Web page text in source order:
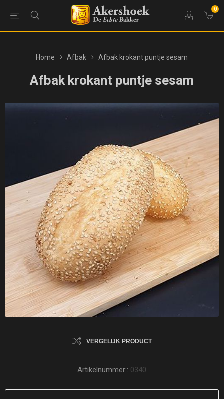
0
Home Afbak Afbak krokant puntje sesam
Afbak krokant puntje sesam
VERGELIJK PRODUCT
Artikelnummer:: 0340